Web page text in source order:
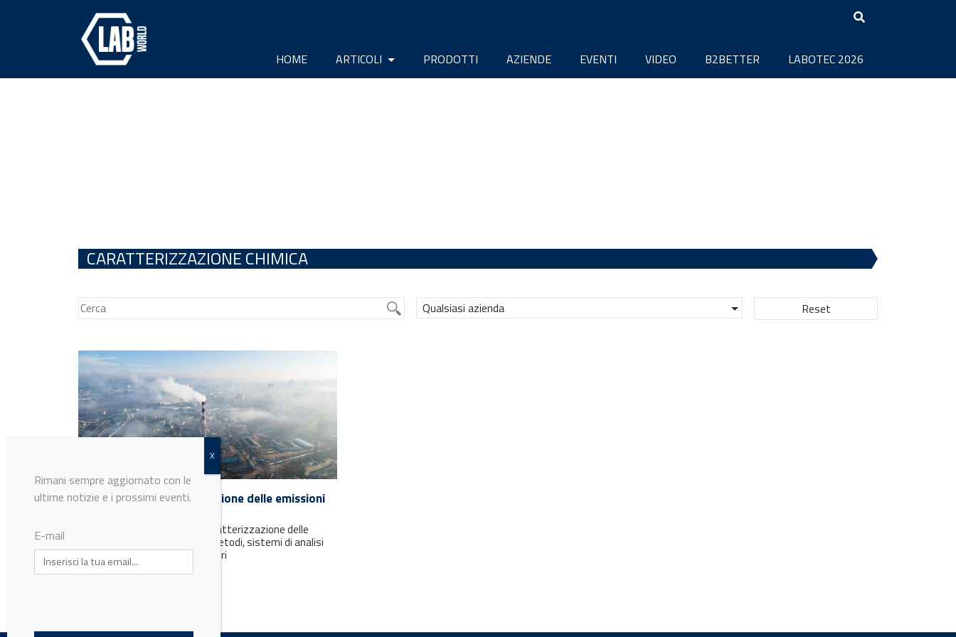
HOME ARTICOLI PRODOTTI AZIENDE EVENTI VIDEO B2BETTER LABOTEC 2026
CARATTERIZZAZIONE CHIMICA
Qualsiasi azienda Reset
Metodologie per la valutazione delle emissioni
La misura dell’odore e della caratterizzazione delle
sostanze odorigene richiede metodi, sistemi di analisi
specifici a seconda dei parametri
Rimani sempre aggiornato con le
ultime notizie e i prossimi eventi.
E-mail